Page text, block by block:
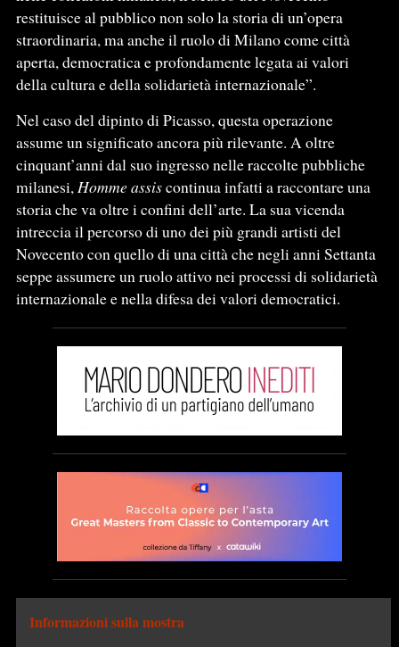
restituisce al pubblico non solo la storia di un’opera
straordinaria, ma anche il ruolo di Milano come città
aperta, democratica e profondamente legata ai valori
della cultura e della solidarietà internazionale”.
Nel caso del dipinto di Picasso, questa operazione
assume un significato ancora più rilevante. A oltre
cinquant’anni dal suo ingresso nelle raccolte pubbliche
milanesi,Homme assiscontinua infatti a raccontare una
storia che va oltre i confini dell’arte. La sua vicenda
intreccia il percorso di uno dei più grandi artisti del
Novecento con quello di una città che negli anni Settanta
seppe assumere un ruolo attivo nei processi di solidarietà
internazionale e nella difesa dei valori democratici.
Informazioni sulla mostra